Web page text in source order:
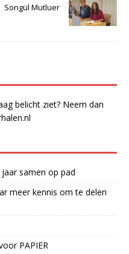
Songül Mutluer
belicht ziet? Neem dan
samen op pad
meer kennis om te delen
PAPIER